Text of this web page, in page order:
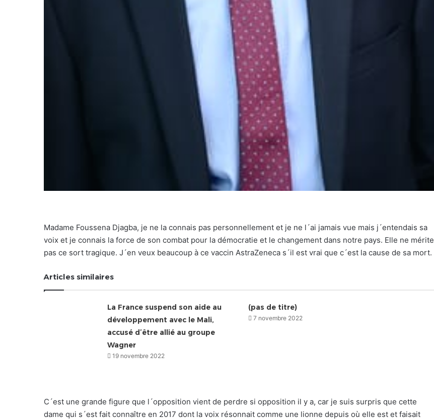
Madame Foussena Djagba, je ne la connais pas personnellement et je ne l´ai jamais vue mais j´entendais sa
voix et je connais la force de son combat pour la démocratie et le changement dans notre pays. Elle ne mérite
pas ce sort tragique. J´en veux beaucoup à ce vaccin AstraZeneca s´il est vrai que c´est la cause de sa mort.
Articles similaires
La France suspend son aide au
développement avec le Mali,
accusé d’être allié au groupe
Wagner
19 novembre 2022
(pas de titre)
7 novembre 2022
C´est une grande figure que l´opposition vient de perdre si opposition il y a, car je suis surpris que cette
dame qui s´est fait connaître en 2017 dont la voix résonnait comme une lionne depuis où elle est et faisait